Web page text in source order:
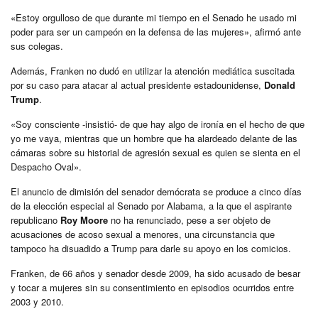
«Estoy orgulloso de que durante mi tiempo en el Senado he usado mi
poder para ser un campeón en la defensa de las mujeres», afirmó ante
sus colegas.
Además, Franken no dudó en utilizar la atención mediática suscitada
por su caso para atacar al actual presidente estadounidense, Donald
Trump.
«Soy consciente -insistió- de que hay algo de ironía en el hecho de que
yo me vaya, mientras que un hombre que ha alardeado delante de las
cámaras sobre su historial de agresión sexual es quien se sienta en el
Despacho Oval».
El anuncio de dimisión del senador demócrata se produce a cinco días
de la elección especial al Senado por Alabama, a la que el aspirante
republicano Roy Moore no ha renunciado, pese a ser objeto de
acusaciones de acoso sexual a menores, una circunstancia que
tampoco ha disuadido a Trump para darle su apoyo en los comicios.
Franken, de 66 años y senador desde 2009, ha sido acusado de besar
y tocar a mujeres sin su consentimiento en episodios ocurridos entre
2003 y 2010.